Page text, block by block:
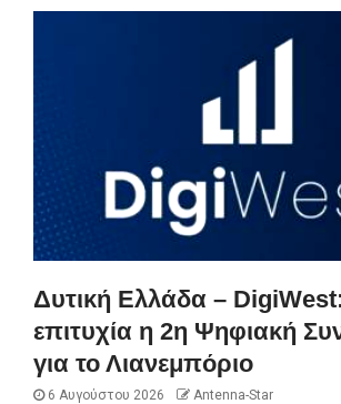
Δυτική Ελλάδα –
επιτυχία η 2η Ψηφιακή
για το Λιανεμπόριο
6 Αυγούστου 2026 Antenna-Star